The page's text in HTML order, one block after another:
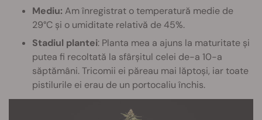
Mediu: Am înregistrat o temperatură medie de
29°C și o umiditate relativă de 45%.
Stadiul plantei: Planta mea a ajuns la maturitate și
putea fi recoltată la sfârșitul celei de-a 10-a
săptămâni. Tricomii ei păreau mai lăptoși, iar toate
pistilurile ei erau de un portocaliu închis.